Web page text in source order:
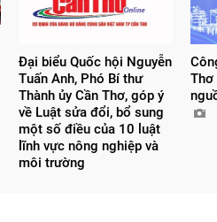
Đại biểu Quốc hội Nguyễn
Tuấn Anh, Phó Bí thư
Thành ủy Cần Thơ, góp ý
về Luật sửa đổi, bổ sung
một số điều của 10 luật
lĩnh vực nông nghiệp và
môi trường
Thơ